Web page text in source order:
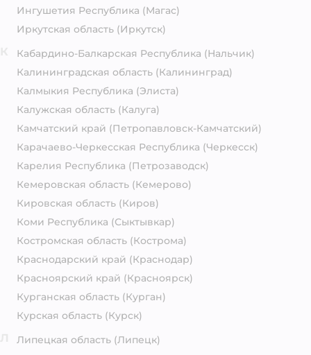
Ингушетия Республика (Магас)
Иркутская область (Иркутск)
Кабардино-Балкарская Республика (Нальчик)
Калининградская область (Калининград)
Калмыкия Республика (Элиста)
Калужская область (Калуга)
Камчатский край (Петропавловск-Камчатский)
Карачаево-Черкесская Республика (Черкесск)
Карелия Республика (Петрозаводск)
Кемеровская область (Кемерово)
Кировская область (Киров)
Коми Республика (Сыктывкар)
Костромская область (Кострома)
Краснодарский край (Краснодар)
Красноярский край (Красноярск)
Курганская область (Курган)
Курская область (Курск)
Липецкая область (Липецк)